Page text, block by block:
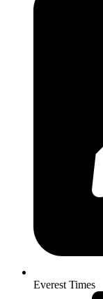
Everest Times